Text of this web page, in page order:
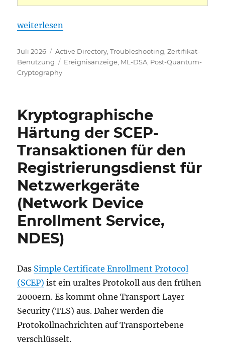
„Die Beantragung von Zertifikaten mit auf ML-
weiterlesen
Veröffentlicht
am
Juli 2026 Kategorien
Active Directory,Troubleshooting,Zertifikat-
Benutzung
Schlagwörter
Ereignisanzeige, ML-DSA, Post-Quantum-
Cryptography
Kryptographische
Härtung der SCEP-
Transaktionen für den
Registrierungsdienst für
Netzwerkgeräte
(Network Device
Enrollment Service,
NDES)
Das Simple Certificate Enrollment Protocol
(SCEP) ist ein uraltes Protokoll aus den frühen
2000ern. Es kommt ohne Transport Layer
Security (TLS) aus. Daher werden die
Protokollnachrichten auf Transportebene
verschlüsselt.